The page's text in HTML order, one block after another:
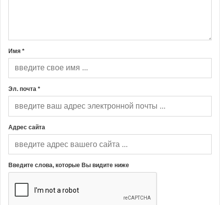
Имя *
Эл. почта *
Адрес сайта
Введите слова, которые Вы видите ниже